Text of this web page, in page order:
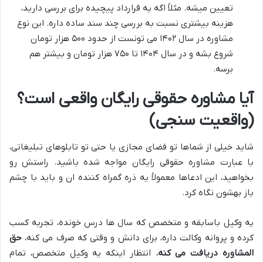
تعیین میشه. مثلاً اگه یه قرارداد پیچیده برای بررسی دارید،
هزینه بیشتری نسبت به بررسی چند سند ساده داره. این نوع
مشاوره در سال ۱۴۰۲ می تونست از حدود ۵۰۰ هزار تومان
شروع بشه و در سال ۱۴۰۴ تا ۷۵۰ هزار تومان و بیشتر هم
برسه.
آیا مشاوره حقوقی رایگان واقعی است؟
(واقعیت سنجی)
شاید خیلی از شماها تو فضای مجازی یا حتی تو تابلوهای تبلیغاتی،
با عبارت مشاوره حقوقی رایگان مواجه شده باشید. راستش رو
بخواهید، این ادعاها معمولاً یه ذره گمراه کننده ان و باید با چشم
باز بهشون نگاه کرد.
یه وکیل باسابقه و متخصص که سال ها درس خونده، تجربه کسب
کرده و پروانه وکالت داره، برای دانش و وقتی که صرف می کنه، حق
المشاوره دریافت می کنه. انتظار اینکه یه وکیل متخصص، تمام